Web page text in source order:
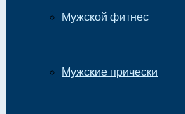
Мужской фитнес
Мужские прически